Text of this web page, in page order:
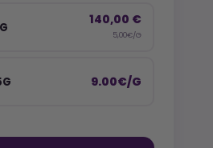
140,00 €
5,00€/G
9.00€/G